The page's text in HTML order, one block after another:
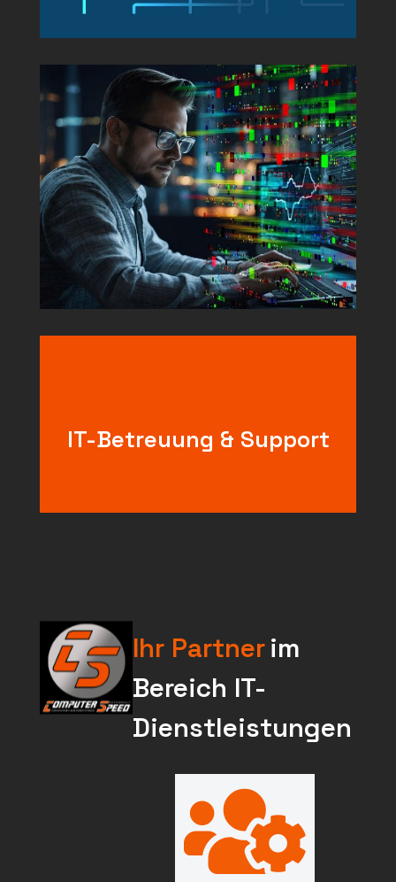
IT-Betreuung & Support
Ihr Partnerim
Bereich IT-
Dienstleistungen
